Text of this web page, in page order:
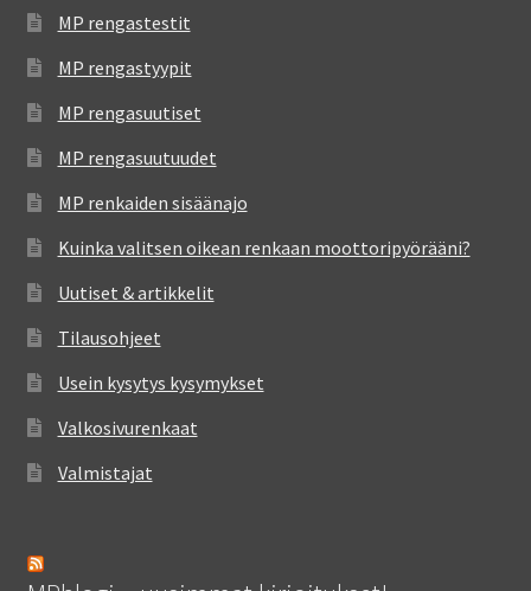
MP rengastestit
MP rengastyypit
MP rengasuutiset
MP rengasuutuudet
MP renkaiden sisäänajo
Kuinka valitsen oikean renkaan moottoripyörääni?
Uutiset & artikkelit
Tilausohjeet
Usein kysytys kysymykset
Valkosivurenkaat
Valmistajat